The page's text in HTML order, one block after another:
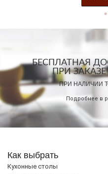
БЕСПЛАТНАЯ
ПРИ ЗАКАЗЕ
ПРИ НАЛИЧИИ
Подробнее в
Как выбрать
Кухонные столы